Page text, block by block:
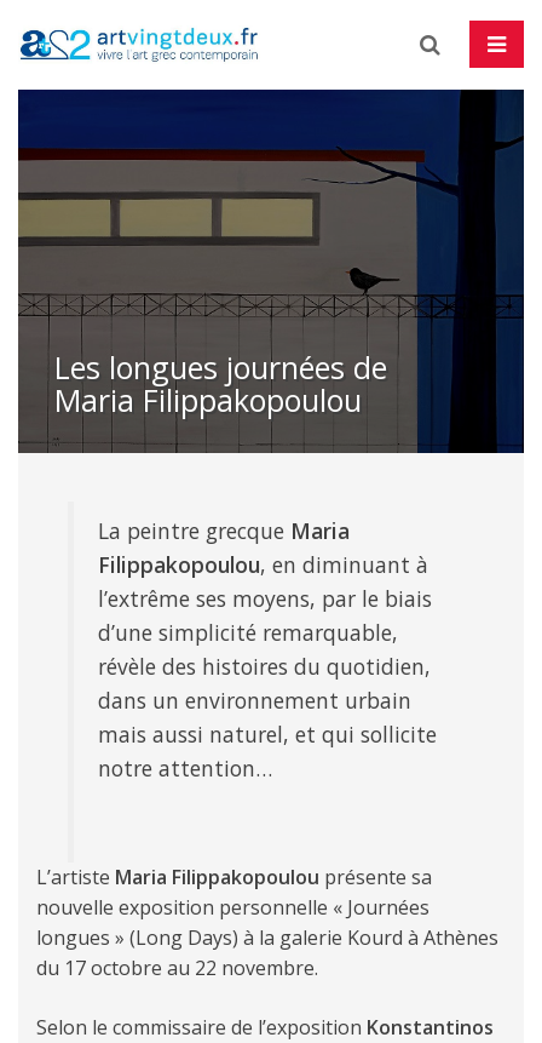
content
Les longues journées de
Maria Filippakopoulou
La peintre grecque Maria
Filippakopoulou, en diminuant à
l’extrême ses moyens, par le biais
d’une simplicité remarquable,
révèle des histoires du quotidien,
dans un environnement urbain
mais aussi naturel, et qui sollicite
notre attention…
L’artiste Maria Filippakopoulou présente sa
nouvelle exposition personnelle « Journées
longues » (Long Days) à la galerie Kourd à Athènes
du 17 octobre au 22 novembre.
Selon le commissaire de l’exposition Konstantinos